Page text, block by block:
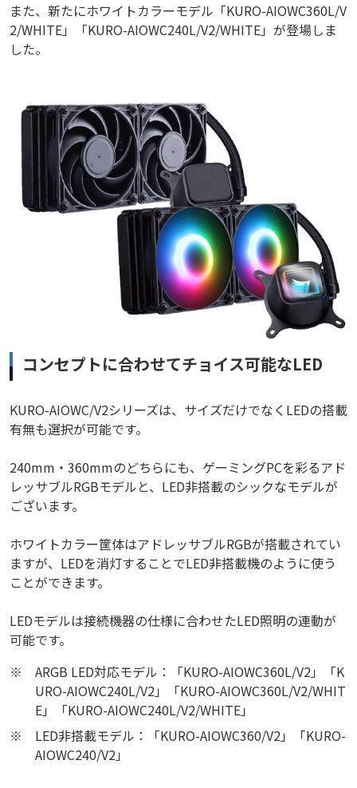
また、新たにホワイトカラーモデル「KURO-AIOWC360L/V
2/WHITE」「KURO-AIOWC240L/V2/WHITE」が登場しま
した。
コンセプトに合わせてチョイス可能なLED
KURO-AIOWC/V2シリーズは、サイズだけでなくLEDの搭載
有無も選択が可能です。
240mm・360mmのどちらにも、ゲーミングPCを彩るアド
レッサブルRGBモデルと、LED非搭載のシックなモデルが
ございます。
ホワイトカラー筐体はアドレッサブルRGBが搭載されてい
ますが、LEDを消灯することでLED非搭載機のように使う
ことができます。
LEDモデルは接続機器の仕様に合わせたLED照明の連動が
可能です。
※
ARGB LED対応モデル：「KURO-AIOWC360L/V2」「K
URO-AIOWC240L/V2」「KURO-AIOWC360L/V2/WHIT
E」「KURO-AIOWC240L/V2/WHITE」
※
LED非搭載モデル：「KURO-AIOWC360/V2」「KURO-
AIOWC240/V2」